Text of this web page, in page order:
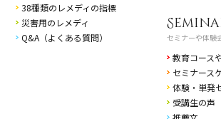
38種類のレメディの指標
災害用のレメディ
Q&A（よくある質問）
セミナーや体験
教育コース
セミナース
体験・単発
受講生の声